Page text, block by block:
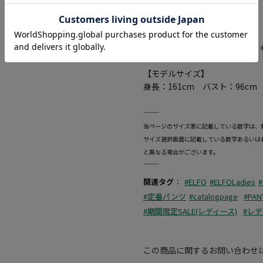
裏地：ｰ
ポケット：あり
＊＊＊＊＊＊＊＊＊＊＊＊＊
【モデルサイズ】
身長：161cm バスト：
―――――――――――――――――――――――
当ページのサイズ表に記載している数字は
サイズ選択画面に記載している数字あるい
と異なる場合がございます。
―――――――――――――――――――――――
関連タグ ： #ELFO #ELFOLadies
#定番パンツ #catalogpage
#期間限定SALE(レディース) #レ
この商品に関するお問い合わせ